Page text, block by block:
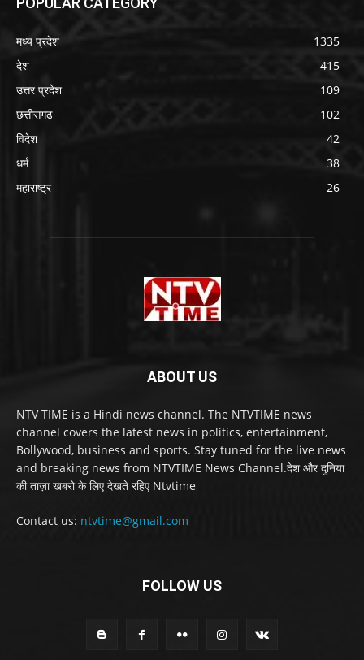
मध्य प्रदेश
1335
देश
415
उत्तर प्रदेश
109
छत्तीसगढ
102
विदेश
42
धर्म
38
महाराष्ट्र
26
ABOUT US
NTV TIME is a Hindi news channel. The NTVTIME news
channel covers the latest news in politics, entertainment,
Bollywood, business and sports. Stay tuned for the live news
and breaking news from NTVTIME News Channel.देश और दुनिया
की ताज़ा खबरो के लिए देखते रहिए Ntvtime
Contact us: ntvtime@gmail.com
FOLLOW US